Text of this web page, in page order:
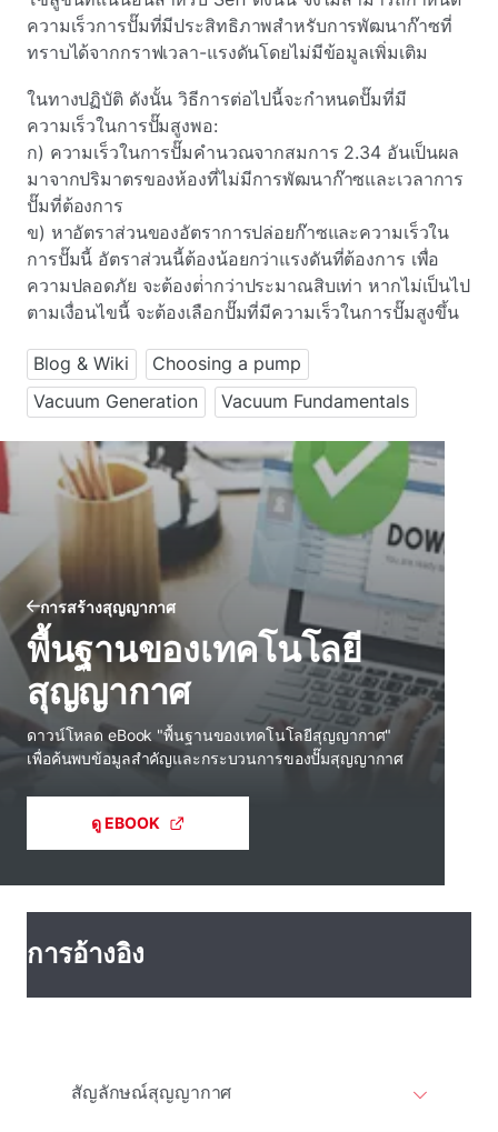
ความเร็วการปั๊มที่มีประสิทธิภาพสําหรับการพัฒนาก๊าซที่
ทราบได้จากกราฟเวลา-แรงดันโดยไม่มีข้อมูลเพิ่มเติม
ในทางปฏิบัติ ดังนั้น วิธีการต่อไปนี้จะกําหนดปั๊มที่มี
ความเร็วในการปั๊มสูงพอ:
ก) ความเร็วในการปั๊มคํานวณจากสมการ 2.34 อันเป็นผล
มาจากปริมาตรของห้องที่ไม่มีการพัฒนาก๊าซและเวลาการ
ปั๊มที่ต้องการ
ข) หาอัตราส่วนของอัตราการปล่อยก๊าซและความเร็วใน
การปั๊มนี้ อัตราส่วนนี้ต้องน้อยกว่าแรงดันที่ต้องการ เพื่อ
ความปลอดภัย จะต้องต่ํากว่าประมาณสิบเท่า หากไม่เป็นไป
ตามเงื่อนไขนี้ จะต้องเลือกปั๊มที่มีความเร็วในการปั๊มสูงขึ้น
Blog & Wiki
Choosing a pump
Vacuum Generation
Vacuum Fundamentals
การสร้างสุญญากาศ
พื้นฐานของเทคโนโลยี
สุญญากาศ
ดาวน์โหลด eBook "พื้นฐานของเทคโนโลยีสุญญากาศ"
เพื่อค้นพบข้อมูลสําคัญและกระบวนการของปั๊มสุญญากาศ
ดู EBOOK
การอ้างอิง
สัญลักษณ์สุญญากาศ